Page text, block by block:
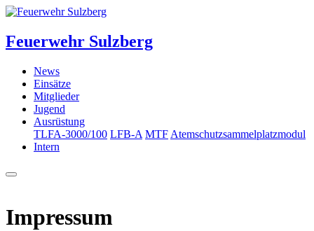
Feuerwehr Sulzberg
News
Einsätze
Mitglieder
Jugend
Ausrüstung
TLFA-3000/100 LFB-A MTF Atemschutzsammelplatzmodul
Intern
Impressum